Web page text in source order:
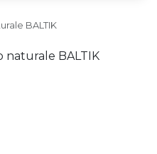
BALTIK
naturale BALTIK